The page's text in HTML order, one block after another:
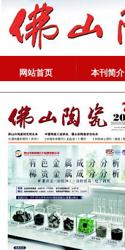
网站首页 本刊简介